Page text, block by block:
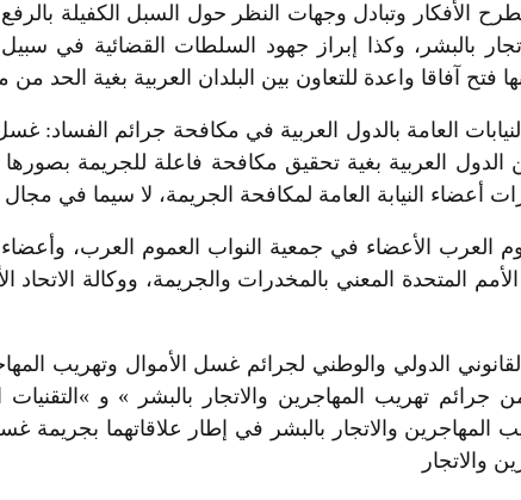
الأفكار وتبادل وجهات النظر حول السبل الكفيلة
بالبشر، وكذا إبراز جهود السلطات القضائية في
آفاقا واعدة للتعاون بين البلدان العربية بغية الحد من
العامة بالدول العربية في مكافحة جرائم الفساد: غسل
الدول العربية بغية تحقيق مكافحة فاعلة للجريمة بصورها
أعضاء النيابة العامة لمكافحة الجريمة، لا سيما في
العرب الأعضاء في جمعية النواب العموم العرب، وأعضاء
المتحدة المعني بالمخدرات والجريمة، ووكالة الاتحاد
الدولي والوطني لجرائم غسل الأموال وتهريب
تهريب المهاجرين والاتجار بالبشر » و
المهاجرين والاتجار بالبشر في إطار علاقاتهما
والاتجار